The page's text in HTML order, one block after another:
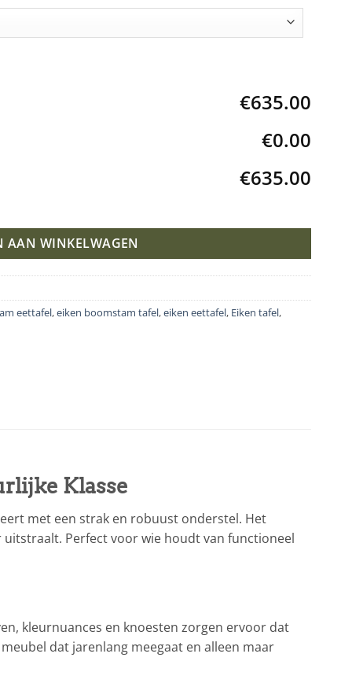
€635.00
€0.00
€635.00
AAN WINKELWAGEN
eettafel,eiken boomstam tafel,eiken eettafel, Eiken tafel,
Klasse
met een strak en robuust onderstel. Het
Perfect voor wie houdt van functioneel
kleurnuances en knoesten zorgen ervoor dat
dat jarenlang meegaat en alleen maar